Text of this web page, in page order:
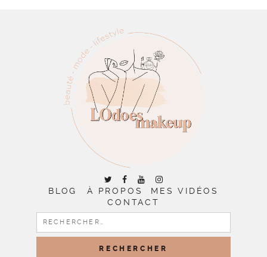
BLOG À PROPOS
MES VIDÉOS
CONTACT
RECHERCHER :